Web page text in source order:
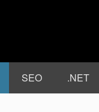
SEO .NET